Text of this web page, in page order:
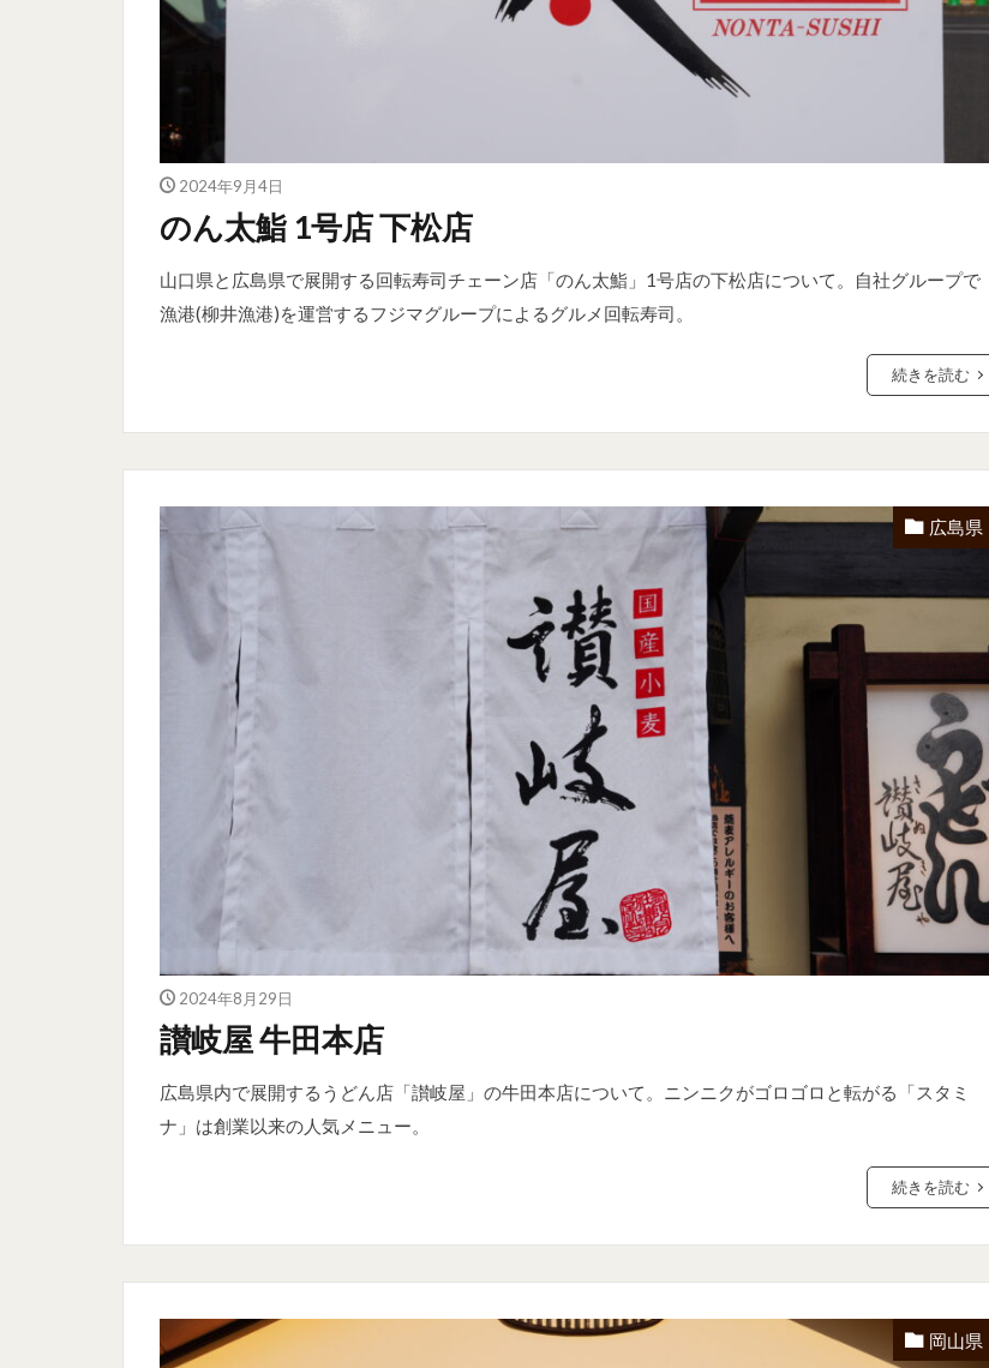
2024年9月4日
のん太鮨 1号店 下松店
山口県と広島県で展開する回転寿司チェーン店「のん太鮨」1号店の下松店について。自社グループで
漁港(柳井漁港)を運営するフジマグループによるグルメ回転寿司。
続きを読む
広島県
2024年8月29日
讃岐屋 牛田本店
広島県内で展開するうどん店「讃岐屋」の牛田本店について。ニンニクがゴロゴロと転がる「スタミ
ナ」は創業以来の人気メニュー。
続きを読む
岡山県